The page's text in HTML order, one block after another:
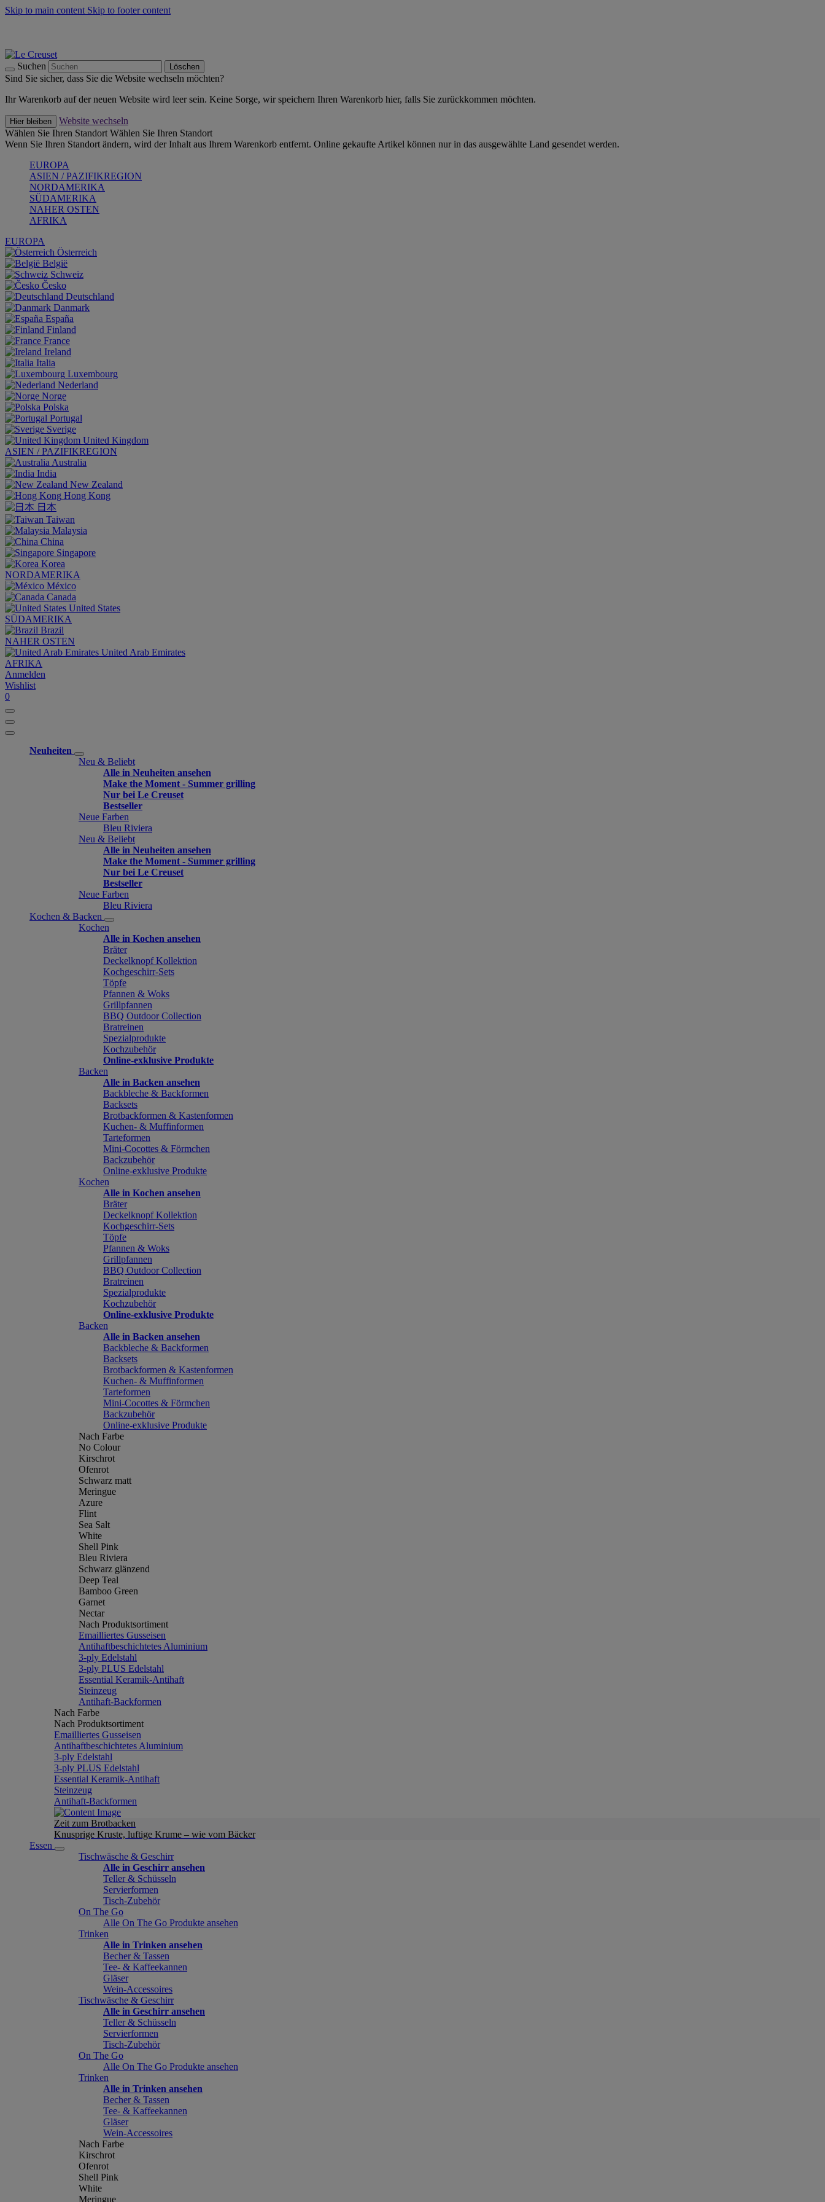
Skip to main content Skip to footer content
Suchen Löschen
Sind Sie sicher, dass Sie die Website wechseln möchten?
Ihr Warenkorb auf der neuen Website wird leer sein. Keine Sorge, wir speichern Ihren Warenkorb hier, falls Sie zurückkommen möchten.
Hier bleiben
Website wechseln
Wählen Sie Ihren Standort Wählen Sie Ihren Standort
Wenn Sie Ihren Standort ändern, wird der Inhalt aus Ihrem Warenkorb entfernt. Online gekaufte Artikel können nur in das ausgewählte Land gesendet werden.
EUROPA
ASIEN / PAZIFIKREGION
NORDAMERIKA
SÜDAMERIKA
NAHER OSTEN
AFRIKA
EUROPA
Österreich
België
Schweiz
Česko
Deutschland
Danmark
España
Finland
France
Ireland
Italia
Luxembourg
Nederland
Norge
Polska
Portugal
Sverige
United Kingdom
ASIEN / PAZIFIKREGION
Australia
India
New Zealand
Hong Kong
日本
Taiwan
Malaysia
China
Singapore
Korea
NORDAMERIKA
México
Canada
United States
SÜDAMERIKA
Brazil
NAHER OSTEN
United Arab Emirates
AFRIKA
Anmelden
Wishlist
0
Neuheiten
Neu & Beliebt
Alle in Neuheiten ansehen
Make the Moment - Summer grilling
Nur bei Le Creuset
Bestseller
Neue Farben
Bleu Riviera
Neu & Beliebt
Alle in Neuheiten ansehen
Make the Moment - Summer grilling
Nur bei Le Creuset
Bestseller
Neue Farben
Bleu Riviera
Kochen & Backen
Kochen
Alle in Kochen ansehen
Bräter
Deckelknopf Kollektion
Kochgeschirr-Sets
Töpfe
Pfannen & Woks
Grillpfannen
BBQ Outdoor Collection
Bratreinen
Spezialprodukte
Kochzubehör
Online-exklusive Produkte
Backen
Alle in Backen ansehen
Backbleche & Backformen
Backsets
Brotbackformen & Kastenformen
Kuchen- & Muffinformen
Tarteformen
Mini-Cocottes & Förmchen
Backzubehör
Online-exklusive Produkte
Kochen
Alle in Kochen ansehen
Bräter
Deckelknopf Kollektion
Kochgeschirr-Sets
Töpfe
Pfannen & Woks
Grillpfannen
BBQ Outdoor Collection
Bratreinen
Spezialprodukte
Kochzubehör
Online-exklusive Produkte
Backen
Alle in Backen ansehen
Backbleche & Backformen
Backsets
Brotbackformen & Kastenformen
Kuchen- & Muffinformen
Tarteformen
Mini-Cocottes & Förmchen
Backzubehör
Online-exklusive Produkte
Nach Farbe
No Colour
Kirschrot
Ofenrot
Schwarz matt
Meringue
Azure
Flint
Sea Salt
White
Shell Pink
Bleu Riviera
Schwarz glänzend
Deep Teal
Bamboo Green
Garnet
Nectar
Nach Produktsortiment
Emailliertes Gusseisen
Antihaftbeschichtetes Aluminium
3-ply Edelstahl
3-ply PLUS Edelstahl
Essential Keramik-Antihaft
Steinzeug
Antihaft-Backformen
Nach Farbe
Nach Produktsortiment
Emailliertes Gusseisen
Antihaftbeschichtetes Aluminium
3-ply Edelstahl
3-ply PLUS Edelstahl
Essential Keramik-Antihaft
Steinzeug
Antihaft-Backformen
Zeit zum Brotbacken
Knusprige Kruste, luftige Krume – wie vom Bäcker
Essen
Tischwäsche & Geschirr
Alle in Geschirr ansehen
Teller & Schüsseln
Servierformen
Tisch-Zubehör
On The Go
Alle On The Go Produkte ansehen
Trinken
Alle in Trinken ansehen
Becher & Tassen
Tee- & Kaffeekannen
Gläser
Wein-Accessoires
Tischwäsche & Geschirr
Alle in Geschirr ansehen
Teller & Schüsseln
Servierformen
Tisch-Zubehör
On The Go
Alle On The Go Produkte ansehen
Trinken
Alle in Trinken ansehen
Becher & Tassen
Tee- & Kaffeekannen
Gläser
Wein-Accessoires
Nach Farbe
Kirschrot
Ofenrot
Shell Pink
White
Meringue